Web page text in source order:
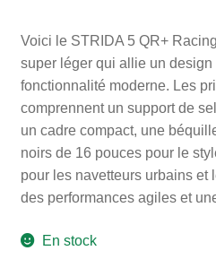
Voici le STRIDA 5 QR+
super léger qui allie un
fonctionnalité moderne. Les
comprennent un support de
un cadre compact, une
noirs de 16 pouces pour le
pour les navetteurs urbains et
des performances agiles et
En stock